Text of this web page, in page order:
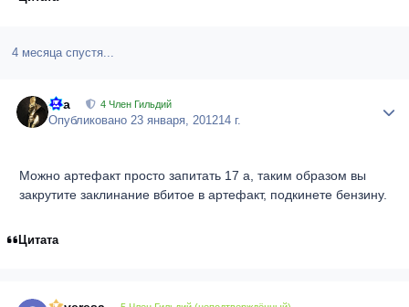
4 месяца спустя...
Ora 4 Член Гильдий
Опубликовано23 января, 201214 г.
Можно артефакт просто запитать 17 а, таким образом вы
закрутите заклинание вбитое в артефакт, подкинете бензину.
Цитата